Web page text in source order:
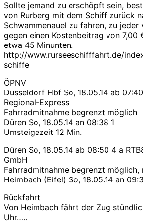
Sollte jemand zu erschöpft sein,
von Rurberg mit dem Schiff zurück
Schwammenauel zu fahren, zu jeder
gegen einen Kostenbeitrag von 7,00
etwa 45 Minunten.
http://www.rurseeschifffahrt.de/
schiffe
ÖPNV
Düsseldorf Hbf So, 18.05.14 ab 07:40
Regional-Express
Fahrradmitnahme begrenzt möglich
Düren So, 18.05.14 an 08:38 1
Umsteigezeit 12 Min.
Düren So, 18.05.14 ab 08:50 4 a
GmbH
Fahrradmitnahme begrenzt möglich,
Heimbach (Eifel) So, 18.05.14 an
Rückfahrt
Von Heimbach fährt der Zug
Uhr…..